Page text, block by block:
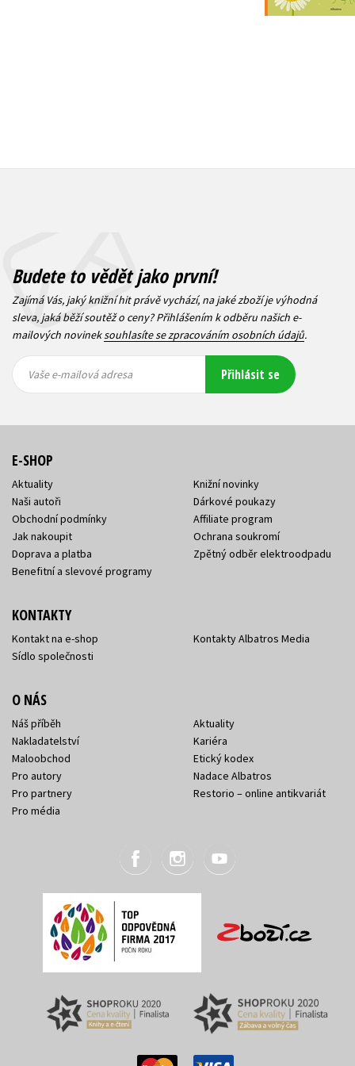
279 Kč
Budete to vědět jako první!
Zajímá Vás, jaký knižní hit právě vychází, na jaké zboží je výhodná
sleva, jaká běží soutěž o ceny? Přihlášením k odběru našich e-
mailových novineksouhlasíte se zpracováním osobních údajů.
mailová
mailová
Vaše e-mailová adresa Přihlásit se
E-SHOP
Aktuality
Naši autoři
Obchodní podmínky
Jak nakoupit
Doprava a platba
Benefitní a slevové programy
Knižní novinky
Dárkové poukazy
Affiliate program
Ochrana soukromí
Zpětný odběr elektroodpadu
KONTAKTY
Kontakt na e-shop
Sídlo společnosti
Kontakty Albatros Media
O NÁS
Náš příběh
Nakladatelství
Maloobchod
Pro autory
Pro partnery
Pro média
Aktuality
Kariéra
Etický kodex
Nadace Albatros
Restorio – online antikvariát